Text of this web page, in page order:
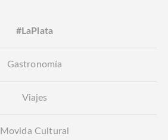
#LaPlata
Gastronomía
Viajes
Movida Cultural